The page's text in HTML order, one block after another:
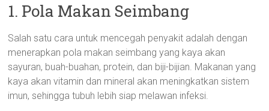
1. Pola Makan Seimbang
Salah satu cara untuk mencegah penyakit adalah dengan
menerapkan pola makan seimbang yang kaya akan
sayuran, buah-buahan, protein, dan biji-bijian. Makanan yang
kaya akan vitamin dan mineral akan meningkatkan sistem
imun, sehingga tubuh lebih siap melawan infeksi.